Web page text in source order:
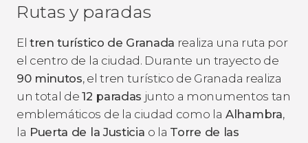
Rutas y paradas
Eltren turístico de Granada realiza una ruta por
el centro de la ciudad. Durante un trayecto de
90 minutos, el tren turístico de Granada realiza
un total de12 paradas junto a monumentos tan
emblemáticos de la ciudad como la Alhambra,
la Puerta de la Justicia o la Torre de las